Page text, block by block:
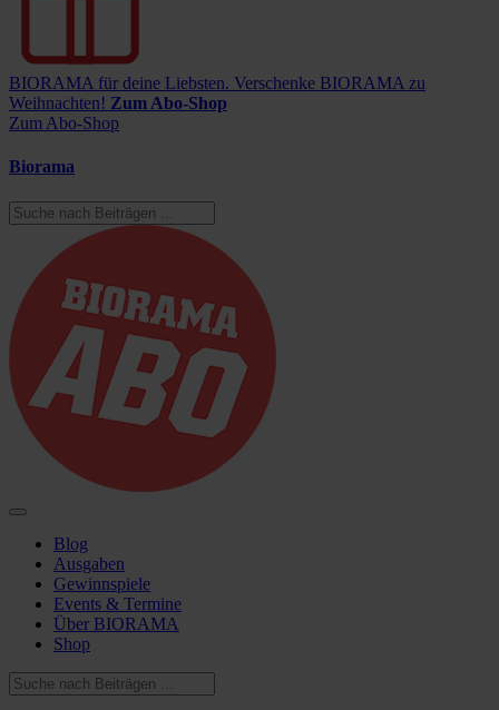
BIORAMA für deine Liebsten. Verschenke BIORAMA zu
Weihnachten! Zum Abo-Shop
Zum Abo-Shop
Biorama
Blog
Ausgaben
Gewinnspiele
Events & Termine
Über BIORAMA
Shop